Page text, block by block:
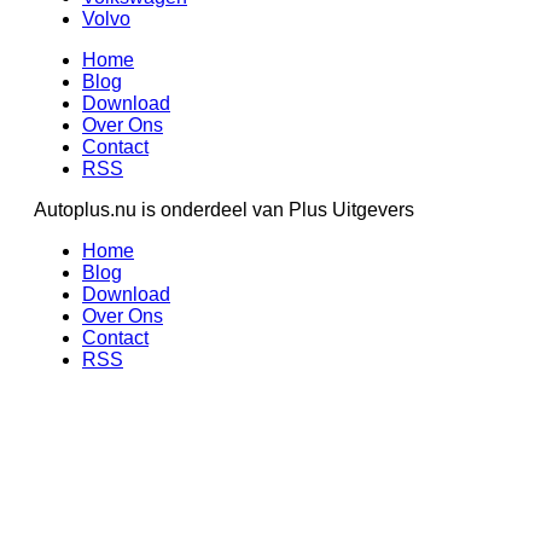
Volvo
Home
Blog
Download
Over Ons
Contact
RSS
Autoplus.nu is onderdeel van Plus Uitgevers
Home
Blog
Download
Over Ons
Contact
RSS